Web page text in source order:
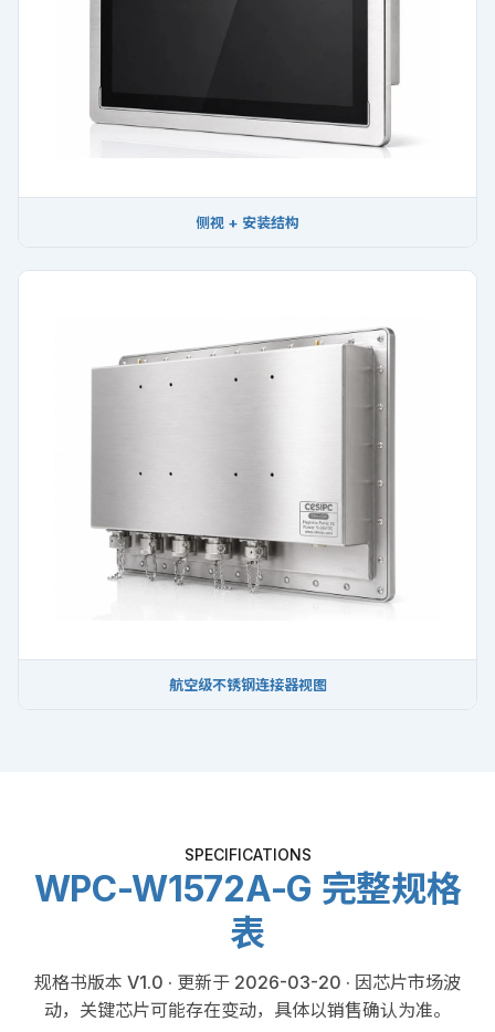
侧视 + 安装结构
航空级不锈钢连接器视图
SPECIFICATIONS
WPC-W1572A-G 完整规格
表
规格书版本 V1.0 · 更新于 2026-03-20 · 因芯片市场波
动，关键芯片可能存在变动，具体以销售确认为准。